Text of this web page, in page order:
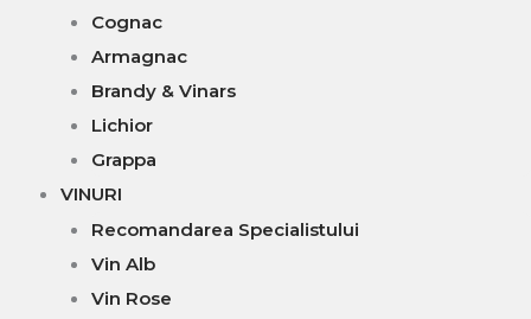
Cognac
Armagnac
Brandy & Vinars
Lichior
Grappa
VINURI
Recomandarea Specialistului
Vin Alb
Vin Rose